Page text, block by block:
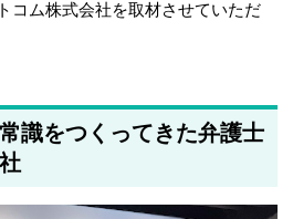
コム株式会社を取材させていただ
識をつくってきた弁護士